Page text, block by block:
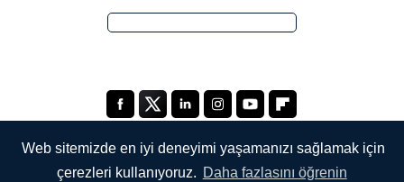
Web sitemizde en iyi deneyimi yaşamanızı sağlamak için
çerezleri kullanıyoruz. Daha fazlasını öğrenin